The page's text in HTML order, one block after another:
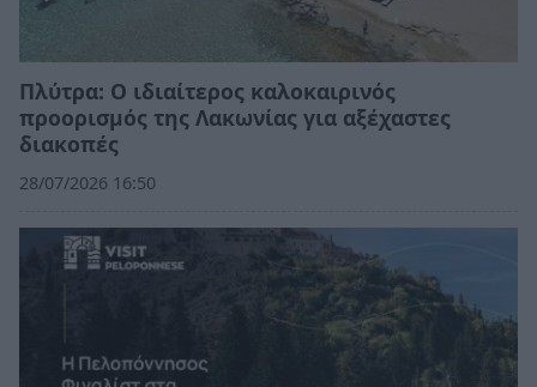
Πλύτρα: Ο ιδιαίτερος καλοκαιρινός
προορισμός της Λακωνίας για αξέχαστες
διακοπές
28/07/2026 16:50